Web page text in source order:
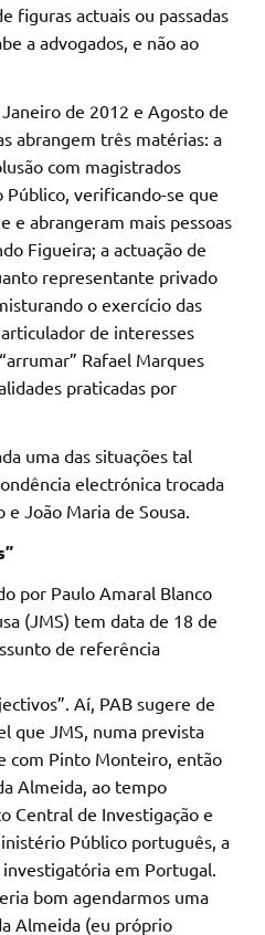
figuras actuais ou passadas
a advogados, e não ao
de 2012 e Agosto de
abrangem três matérias: a
com magistrados
verificando-se que
e abrangeram mais pessoas
Figueira; a actuação de
representante privado
o exercício das
de interesses
Rafael Marques
praticadas por
uma das situações tal
electrónica trocada
João Maria de Sousa.
por Paulo Amaral Blanco
(JMS) tem data de 18 de
de referência
Aí, PAB sugere de
que JMS, numa prevista
com Pinto Monteiro, então
Almeida, ao tempo
Central de Investigação e
Público português, a
em Portugal.
bom agendarmos uma
Almeida (eu próprio